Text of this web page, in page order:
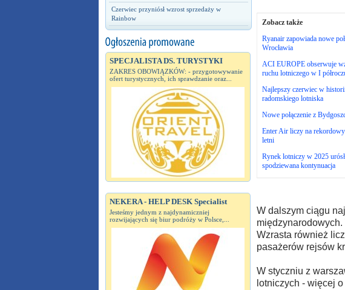
Czerwiec przyniósł wzrost sprzedaży w
Rainbow
SPECJALISTA DS. TURYSTYKI
ZAKRES OBOWIĄZKÓW: - przygotowywanie
ofert turystycznych, ich sprawdzanie oraz...
NEKERA - HELP DESK Specialist
Jesteśmy jednym z najdynamiczniej
rozwijających się biur podróży w Polsce,...
Zobacz także
Ryanair zapowiada nowe
Wrocławia
ACI EUROPE obserwuje
ruchu lotniczego w I
Najlepszy czerwiec w
radomskiego lotniska
Nowe połączenie z
Enter Air liczy na
letni
Rynek lotniczy w 2025
spodziewana kontynuacja
W dalszym ciągu
międzynarodowych.
Wzrasta również
pasażerów rejsów
W styczniu z
lotniczych - więcej o